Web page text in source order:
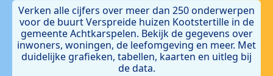
Verken alle cijfers over meer dan 250 onderwerpen
voor de buurt Verspreide huizen Kootstertille in de
gemeente Achtkarspelen. Bekijk de gegevens over
inwoners, woningen, de leefomgeving en meer. Met
duidelijke grafieken, tabellen, kaarten en uitleg bij
de data.